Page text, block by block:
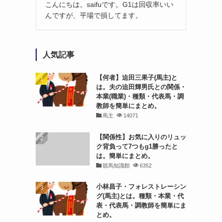
こんにちは。saifuです。G1は回収率いい
んですが、平場で損してます。
人気記事
【何者】迫田三果子(馬主)と
は。夫の迫田輝男氏との関係・
本業(職業)・種類・代表馬・調
教師を簡単にまとめ。
馬主 14071
【関係性】お気に入りのリュッ
ク背負って7つもg1勝ったと
は。簡単にまとめ。
競馬知識館 6352
小林昌子・フォレストレーシン
グ(馬主)とは。種類・本業・代
表・代表馬・調教師を簡単にま
とめ。